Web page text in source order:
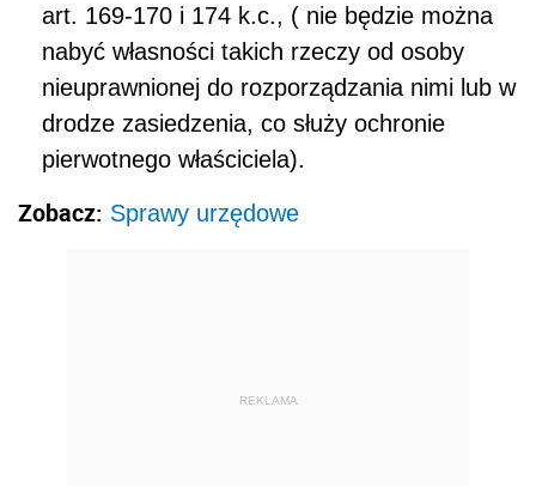
art. 169-170 i 174 k.c., ( nie będzie można
nabyć własności takich rzeczy od osoby
nieuprawnionej do rozporządzania nimi lub w
drodze zasiedzenia, co służy ochronie
pierwotnego właściciela).
Zobacz: Sprawy urzędowe
REKLAMA